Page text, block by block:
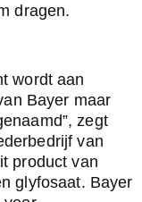
dragen.
wordt aan
Bayer maar
zegt
van
product van
glyfosaat. Bayer